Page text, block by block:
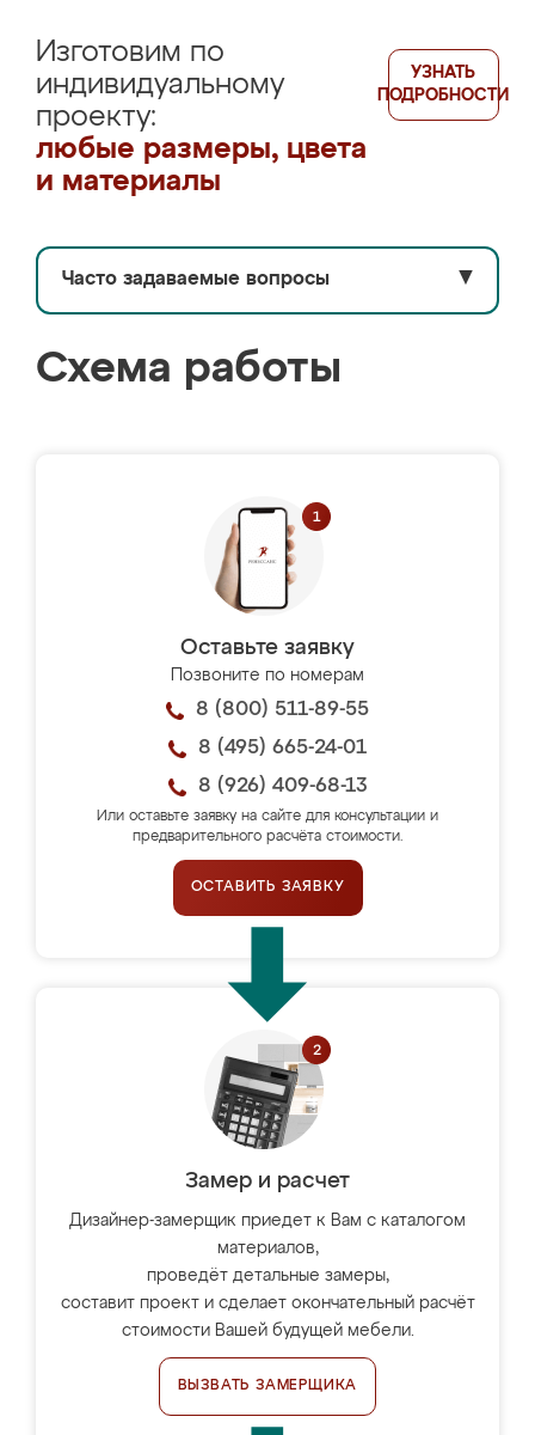
Изготовим по
индивидуальному
проекту:
любые размеры, цвета
и материалы
УЗНАТЬ
ПОДРОБНОСТИ
Часто задаваемые вопросы ▼
Схема работы
Оставьте заявку
Позвоните по номерам
8 (800) 511-89-55
8 (495) 665-24-01
8 (926) 409-68-13
Или оставьте заявку на сайте для консультации и
предварительного расчёта стоимости.
ОСТАВИТЬ ЗАЯВКУ
Замер и расчет
Дизайнер-замерщик приедет к Вам с каталогом
материалов,
проведёт детальные замеры,
составит проект и сделает окончательный расчёт
стоимости Вашей будущей мебели.
ВЫЗВАТЬ ЗАМЕРЩИКА